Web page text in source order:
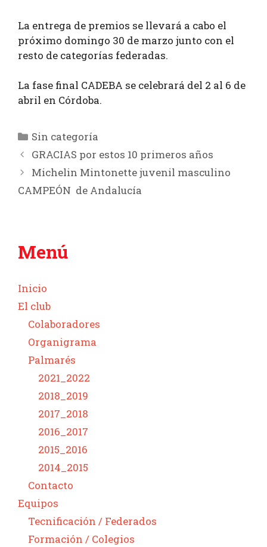
La entrega de premios se llevará a cabo el
próximo domingo 30 de marzo junto con el
resto de categorías federadas.
La fase final CADEBA se celebrará del 2 al 6 de
abril en Córdoba.
Categorías
Sin categoría
GRACIAS por estos 10 primeros años
Michelin Mintonette juvenil masculino
CAMPEÓN de Andalucía
Menú
Inicio
El club
Colaboradores
Organigrama
Palmarés
2021_2022
2018_2019
2017_2018
2016_2017
2015_2016
2014_2015
Contacto
Equipos
Tecnificación / Federados
Formación / Colegios